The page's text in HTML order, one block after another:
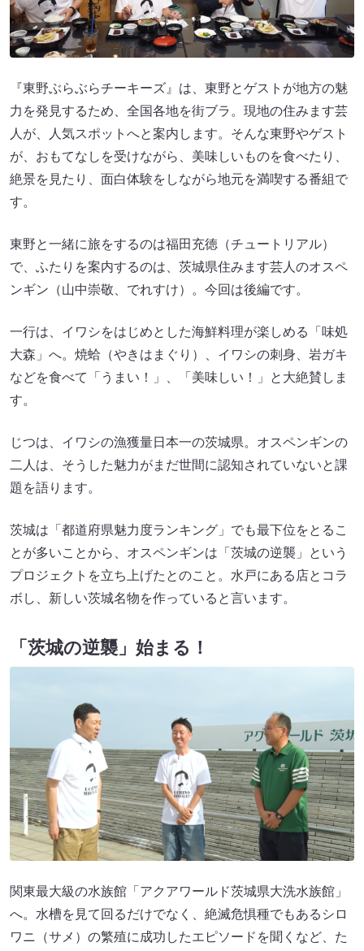
『東野ぶらぶらチーキーズ』は、東野とゲストが地方の魅
力を発見するため、全国各地を街ブラ。現地の住みます芸
人が、人気スポットへと案内します。そんな東野やゲスト
が、おもてなしを受けながら、美味しいものを食べたり、
絶景を見たり、面白体験をしながら地元を満喫する番組で
す。
東野と一緒に旅をするのは福田充徳（チュートリアル）
で、ふたりを案内するのは、茨城県住みます芸人のオスペ
ンギン（山中崇敬、でれすけ）。今回は後編です。
一行は、イワシをはじめとした海鮮料理が楽しめる「味処
大森」へ。焼蛤（やきはまぐり）、イワシの刺身、岩ガキ
などを食べて「うまい！」、「美味しい！」と大絶賛しま
す。
じつは、イワシの漁獲量日本一の茨城県。オスペンギンの
二人は、そうした魅力がまだ世間に認知されていないと課
題を語ります。
茨城は「都道府県魅力度ランキング」でも最下位をとるこ
とが多いことから、オスペンギンは「茨城の逆襲」という
プロジェクトを立ち上げたとのこと。水戸にある店とコラ
ボし、新しい茨城名物を作っていると言います。
「茨城の逆襲」始まる！
関東最大級の水族館「アクアワールド茨城県大洗水族館」
へ。水槽を見て回るだけでなく、絶滅危惧種でもあるシロ
ワニ（サメ）の繁殖に成功したエピソードを聞くなど、た